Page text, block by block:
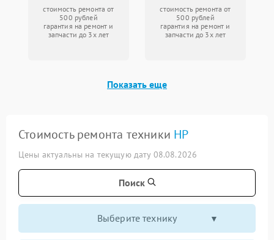
стоимость ремонта от
500 рублей
гарантия на ремонт и
запчасти до 3х лет
стоимость ремонта от
500 рублей
гарантия на ремонт и
запчасти до 3х лет
Показать еще
Стоимость ремонта техники HP
Цены актуальны на текущую дату 08.08.2026
Поиск
Выберите технику